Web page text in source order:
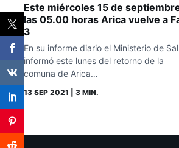
Este miércoles 15 de
las 05.00 horas Arica vuelve a
3
En su informe diario el Ministerio de
informó este lunes del retorno de la
comuna de Arica…
13 SEP 2021 | 3 MIN.